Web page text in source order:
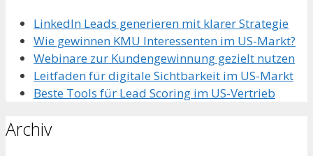
LinkedIn Leads generieren mit klarer Strategie
Wie gewinnen KMU Interessenten im US-Markt?
Webinare zur Kundengewinnung gezielt nutzen
Leitfaden für digitale Sichtbarkeit im US-Markt
Beste Tools für Lead Scoring im US-Vertrieb
Archiv